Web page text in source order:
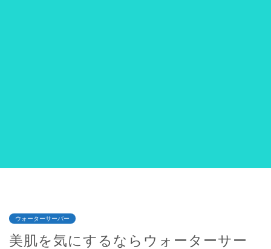
ウォーターサーバー
美肌を気にするならウォーターサー